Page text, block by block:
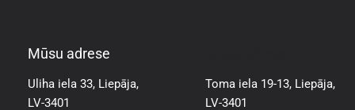
Mūsu adrese
Uliha iela 33, Liepāja,
LV-3401
Toma iela 19-13, Liepāja,
LV-3401